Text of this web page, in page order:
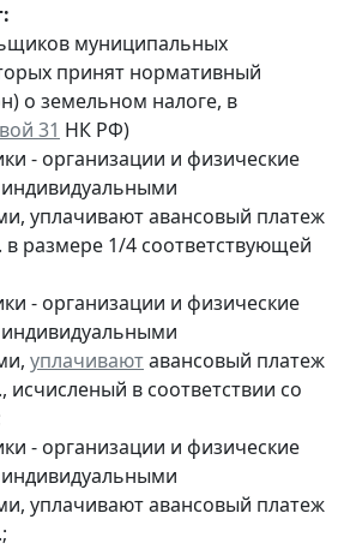
муниципальных
принят нормативный
о земельном налоге, в
31 НК РФ)
- организации и физические
уплачивают авансовый платеж
в размере 1/4 соответствующей
- организации и физические
уплачиваютавансовый платеж
исчисленый в соответствии со
- организации и физические
уплачивают авансовый платеж